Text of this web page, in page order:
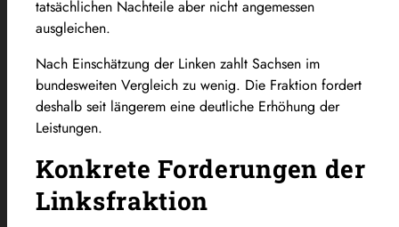
tatsächlichen Nachteile aber nicht angemessen
ausgleichen.
Nach Einschätzung der Linken zahlt Sachsen im
bundesweiten Vergleich zu wenig. Die Fraktion fordert
deshalb seit längerem eine deutliche Erhöhung der
Leistungen.
Konkrete Forderungen der
Linksfraktion